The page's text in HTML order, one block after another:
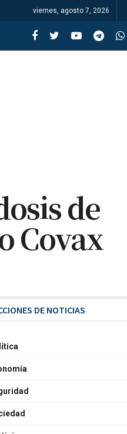
viernes, agosto 7, 2026
de
Covax
DE NOTICIAS